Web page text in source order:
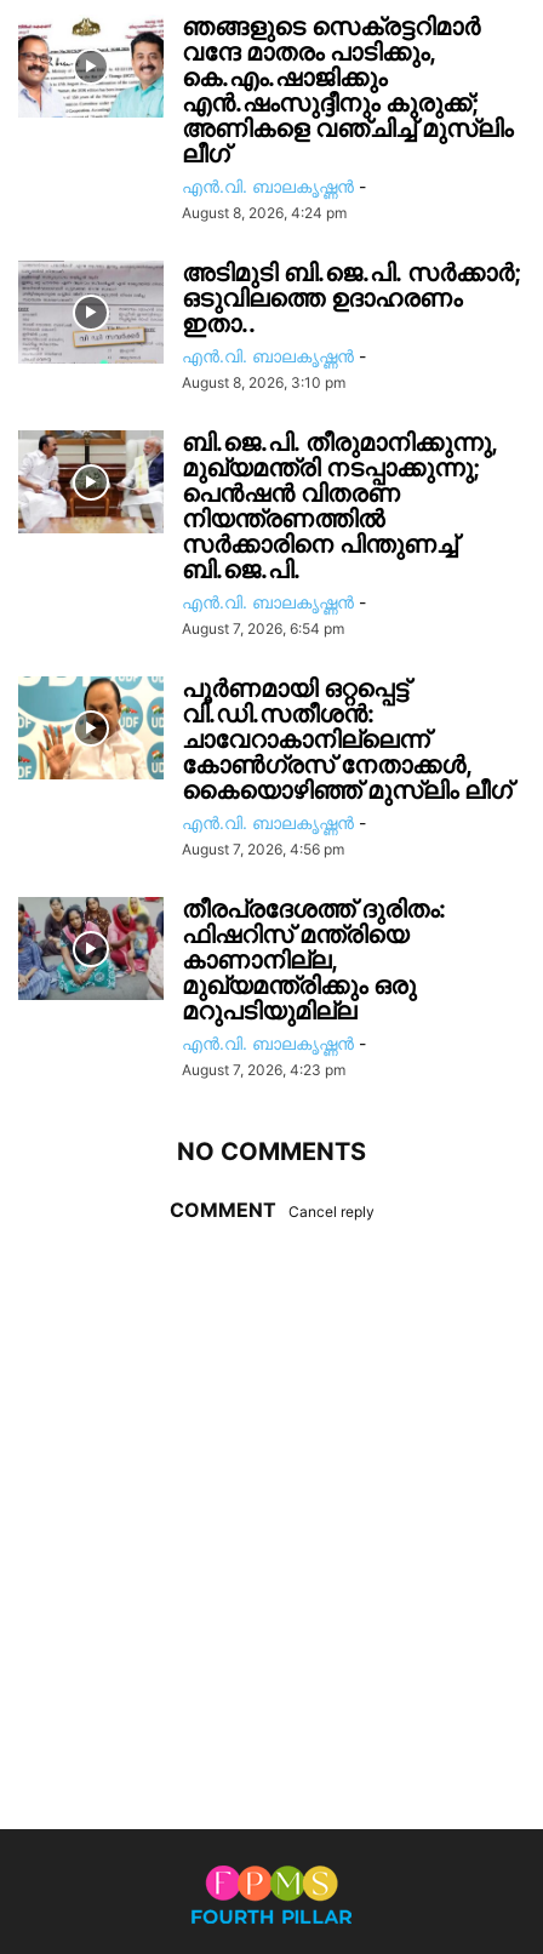
ഞങ്ങളുടെ സെക്രട്ടറിമാർ
വന്ദേ മാതരം പാടിക്കും,
കെ.എം.ഷാജിക്കും
എൻ.ഷംസുദ്ദീനും കുരുക്ക്;
അണികളെ വഞ്ചിച്ച് മുസ്ലിം
ലീഗ്
എൻ.വി. ബാലകൃഷ്ണൻ -
August 8, 2026, 4:24 pm
അടിമുടി ബി.ജെ.പി. സർക്കാർ;
ഒടുവിലത്തെ ഉദാഹരണം
ഇതാ..
എൻ.വി. ബാലകൃഷ്ണൻ -
August 8, 2026, 3:10 pm
ബി.ജെ.പി. തീരുമാനിക്കുന്നു,
മുഖ്യമന്ത്രി നടപ്പാക്കുന്നു;
പെൻഷൻ വിതരണ
നിയന്ത്രണത്തിൽ
സ‍ർക്കാരിനെ പിന്തുണച്ച്
ബി.ജെ.പി.
എൻ.വി. ബാലകൃഷ്ണൻ -
August 7, 2026, 6:54 pm
പൂർണമായി ഒറ്റപ്പെട്ട്
വി.ഡി.സതീശൻ:
ചാവേറാകാനില്ലെന്ന്
കോൺഗ്രസ് നേതാക്കൾ,
കൈയൊഴിഞ്ഞ് മുസ്ലിം ലീഗ്
എൻ.വി. ബാലകൃഷ്ണൻ -
August 7, 2026, 4:56 pm
തീരപ്രദേശത്ത് ദുരിതം:
ഫിഷറിസ്‌ മന്ത്രിയെ
കാണാനില്ല,
മുഖ്യമന്ത്രിക്കും ഒരു
മറുപടിയുമില്ല
എൻ.വി. ബാലകൃഷ്ണൻ -
August 7, 2026, 4:23 pm
NO COMMENTS
COMMENT Cancel reply